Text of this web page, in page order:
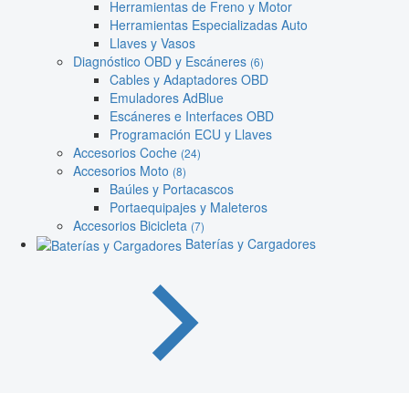
Herramientas de Freno y Motor
Herramientas Especializadas Auto
Llaves y Vasos
Diagnóstico OBD y Escáneres (6)
Cables y Adaptadores OBD
Emuladores AdBlue
Escáneres e Interfaces OBD
Programación ECU y Llaves
Accesorios Coche (24)
Accesorios Moto (8)
Baúles y Portacascos
Portaequipajes y Maleteros
Accesorios Bicicleta (7)
Baterías y Cargadores